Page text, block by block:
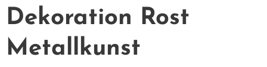
Dekoration Rost
Metallkunst